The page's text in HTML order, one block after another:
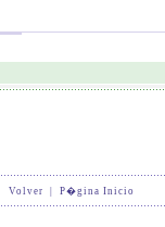
Volver P�gina Inicio